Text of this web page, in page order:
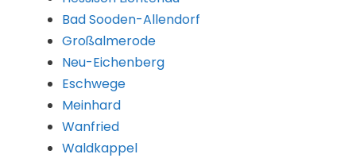
Bad Sooden-Allendorf
Großalmerode
Neu-Eichenberg
Eschwege
Meinhard
Wanfried
Waldkappel